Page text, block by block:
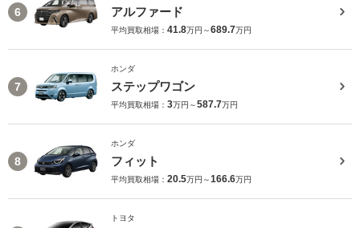
6 アルファード
平均買取相場： 41.8万円～689.7万円
7
ホンダ
ステップワゴン
平均買取相場： 3万円～587.7万円
8
ホンダ
フィット
平均買取相場： 20.5万円～166.6万円
トヨタ